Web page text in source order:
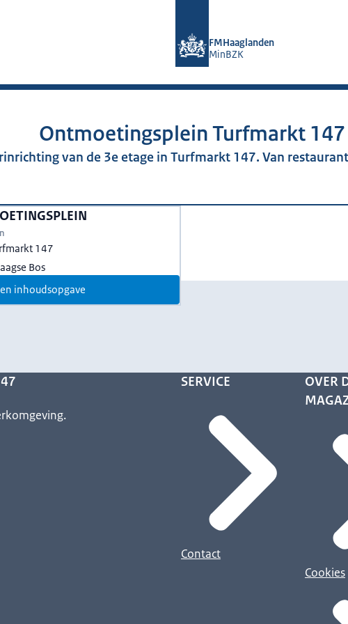
FMHaaglanden
MinBZK
Ontmoetingsplein Turfmarkt 147
van de 3e etage in Turfmarkt 147. Van
147
Bos
inhoudsopgave
SERVICE
Contact
OVER
Cookies